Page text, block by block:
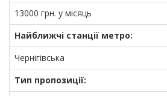
13000 грн. у місяць
Найближчі станції метро:
Чернігівська
Тип пропозиції: